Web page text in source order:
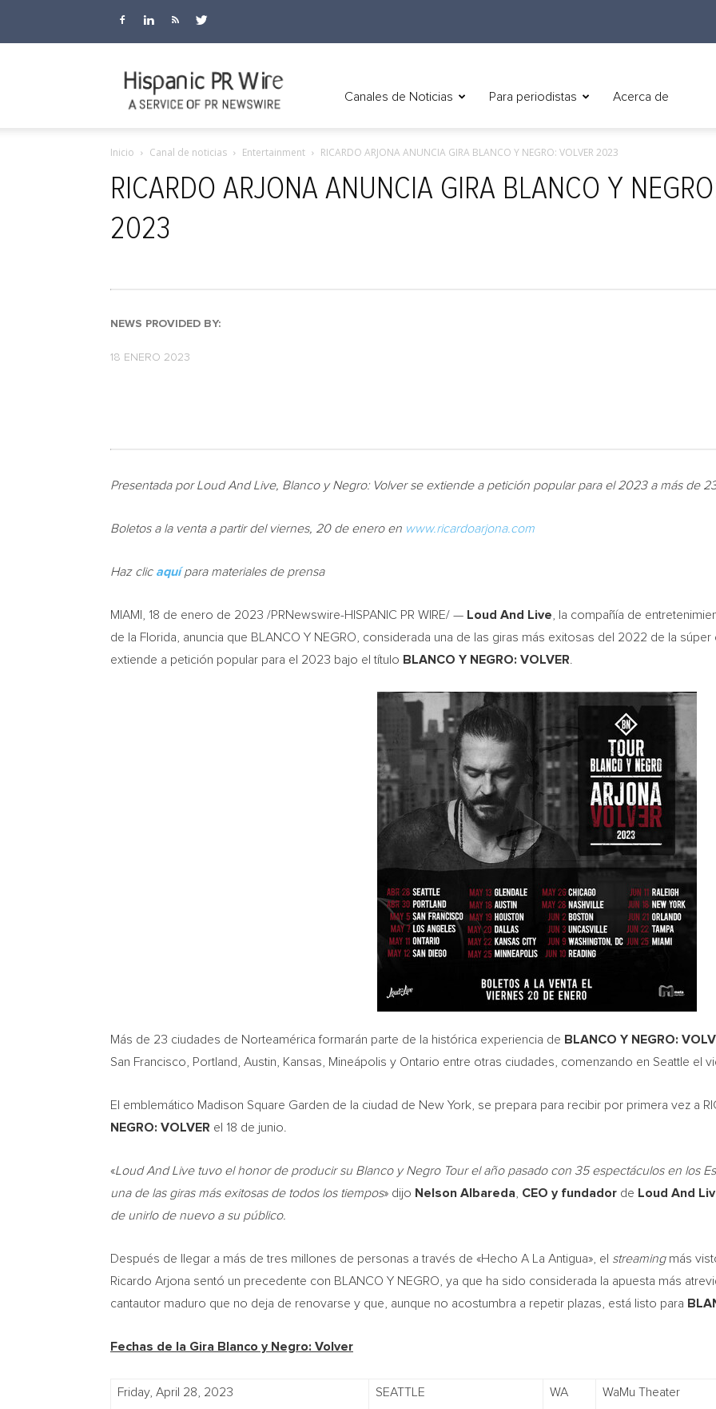
Canales de Noticias Para periodistas Acerca de
Inicio Canal de noticias Entertainment RICARDO ARJONA ANUNCIA GIRA BLANCO Y NEGRO: VOLVER 2023
RICARDO ARJONA ANUNCIA GIRA BLANCO Y
2023
NEWS PROVIDED BY:
18 ENERO 2023
Presentada por Loud And Live, Blanco y Negro: Volver se extiende a petición popular para el 2023 a más de
Boletos a la venta a partir del viernes, 20 de enero en www.ricardoarjona.com
Haz clic aquípara materiales de prensa
MIAMI 18 de enero de 2023 /PRNewswire-HISPANIC PR WIRE/ — Loud And Live , la compañía de
de la Florida , anuncia que BLANCO Y NEGRO, considerada una de las giras más exitosas del 2022 de la
extiende a petición popular para el 2023 bajo el título BLANCO Y NEGRO: VOLVER
Más de 23 ciudades de Norteamérica formarán parte de la histórica experiencia de BLANCO Y NEGRO:
San Francisco
Portland Austin Kansas , Mineápolis y Ontario entre otras ciudades, comenzando en Seattle el
El emblemático Madison Square Garden de la ciudad de New York , se prepara para recibir por primera vez a
NEGRO: VOLVER el 18 de junio.
«Loud And Live tuvo el honor de producir su Blanco y Negro Tour el año pasado con 35 espectáculos en los
una de las giras más exitosas de todos los tiempos» dijo Nelson Albareda CEO y fundador de Loud And
de unirlo de nuevo a su público.
Después de llegar a más de tres millones de personas a través de «Hecho A La Antigua», el streamingmás
Ricardo Arjona sentó un precedente con BLANCO Y NEGRO, ya que ha sido considerada la apuesta más
cantautor maduro que no deja de renovarse y que, aunque no acostumbra a repetir plazas, está listo para
Fechas de la Gira Blanco y Negro: Volver
Friday, April 28, 2023 SEATTLE WA WaMu Theater